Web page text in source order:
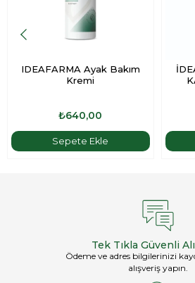
IDEAFARMA Ayak Bakım
Kremi
₺640,00
Sepete Ekle
Tek Tıkla Güvenli
Ödeme ve adres bilgilerinizi
alışveriş yapın.